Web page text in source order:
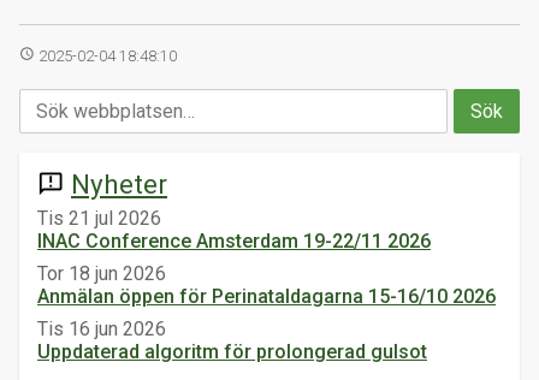
access_time 2025-02-04 18:48:10
announcement Nyheter
Tis 21 jul 2026
INAC Conference Amsterdam 19-22/11 2026
Tor 18 jun 2026
Anmälan öppen för Perinataldagarna 15-16/10 2026
Tis 16 jun 2026
Uppdaterad algoritm för prolongerad gulsot